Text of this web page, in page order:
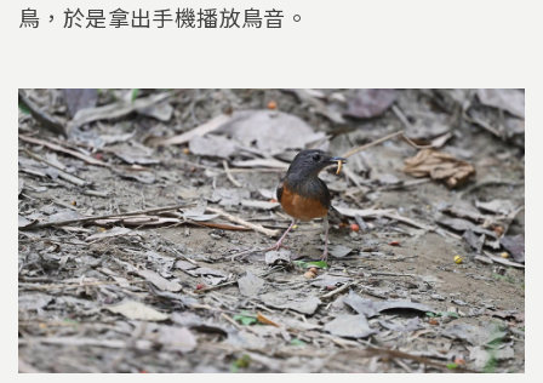
鳥，於是拿出手機播放鳥音。